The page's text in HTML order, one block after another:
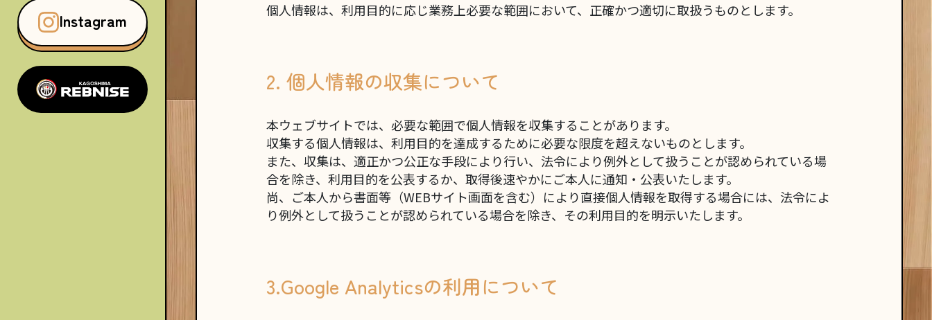
Instagram 個人情報は、利用目的に応じ業務上必要な範囲において、正確かつ適切に取扱うものとします。
2. 個人情報の収集について
本ウェブサイトでは、必要な範囲で個人情報を収集することがあります。
収集する個人情報は、利用目的を達成するために必要な限度を超えないものとします。
また、収集は、適正かつ公正な手段により行い、法令により例外として扱うことが認められている場
合を除き、利用目的を公表するか、取得後速やかにご本人に通知・公表いたします。
尚、ご本人から書面等（WEBサイト画面を含む）により直接個人情報を取得する場合には、法令によ
り例外として扱うことが認められている場合を除き、その利用目的を明示いたします。
3.Google Analyticsの利用について